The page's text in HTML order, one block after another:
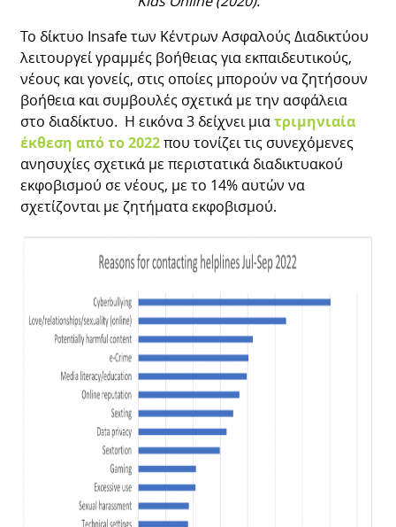
Το δίκτυο Insafe των Κέντρων Ασφαλούς Διαδικτύου
λειτουργεί γραμμές βοήθειας για εκπαιδευτικούς,
νέους και γονείς, στις οποίες μπορούν να ζητήσουν
βοήθεια και συμβουλές σχετικά με την ασφάλεια
στο διαδίκτυο. Η εικόνα 3 δείχνει μιατριμηνιαία
έκθεση από το 2022που τονίζει τις συνεχόμενες
ανησυχίες σχετικά με περιστατικά διαδικτυακού
εκφοβισμού σε νέους, με το 14% αυτών να
σχετίζονται με ζητήματα εκφοβισμού.